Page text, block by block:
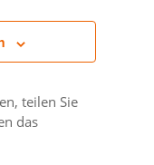
teilen Sie
das